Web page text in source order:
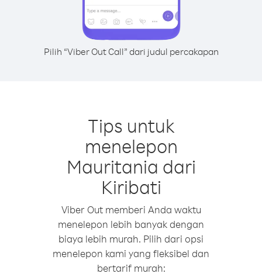
Pilih “Viber Out Call” dari judul percakapan
Tips untuk
menelepon
Mauritania dari
Kiribati
Viber Out memberi Anda waktu
menelepon lebih banyak dengan
biaya lebih murah. Pilih dari opsi
menelepon kami yang fleksibel dan
bertarif murah: